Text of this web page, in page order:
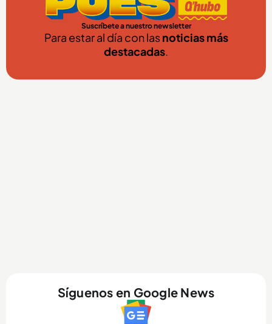
Suscríbete a nuestro newsletter
Para estar al día con lasnoticias más
destacadas.
Síguenos en Google News